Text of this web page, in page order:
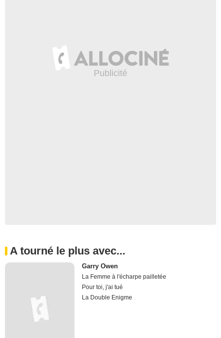
A tourné le plus avec...
Garry Owen
La Femme à l'écharpe pailletée
Pour toi, j'ai tué
La Double Enigme